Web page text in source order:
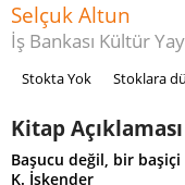
Selçuk Altun
İş Bankası Kültür
Stokta Yok Stoklara
Kitap Açıklaması
Başucu değil, bir başiçi
K. İskender